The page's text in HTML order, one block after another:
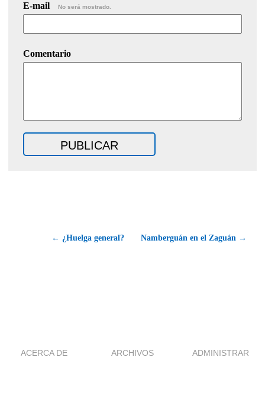
E-mail No será mostrado.
Comentario
← ¿Huelga general? Namberguán en el Zaguán →
ACERCA DE ARCHIVOS ADMINISTRAR